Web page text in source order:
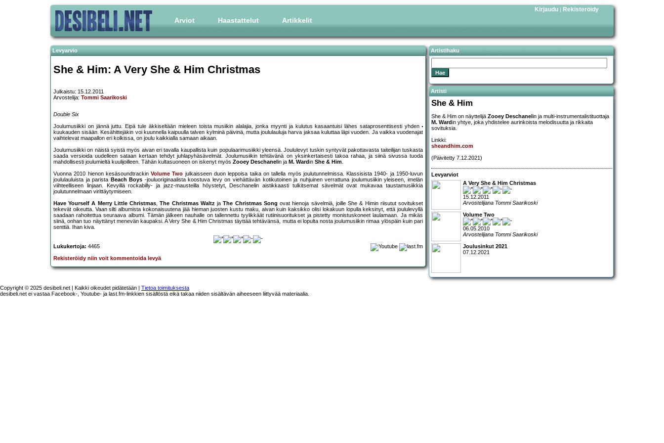
Arviot Haastattelut Artikkelit
Kirjaudu | Rekisteröidy
Levyarvio
She & Him: A Very She & Him Christmas
Julkaistu: 15.12.2011
Arvostelija: Tommi Saarikoski
Double Six
Joulumusiikki on jännä juttu. Eipä tule äkkiseltään mieleen toista musiikin alalajia, jonka myynti ja kulutus kasaantuisi lähes sataprosenttisesti yhden
kuukauden sisään. Kesähittejäkin voi kuunnella kaipuulla talven kylminä päivinä, mutta joululauluja harva jaksaa kuluttaa läpi vuoden. Ja vaikka vuodenajat
vaihtelevat maapallon eri kolkissa, on joulu kaikkialla samaan aikaan.
Joulumusiikki on näistä syistä myös aivan eri tavalla kaupallista kuin populaarimusiikki yleensä. Joululevyt tuskin syntyvät pakottavasta taiteilijan tuskasta
saada versioida uudelleen sataan kertaan tehdyt juhlapyhäsävelmät. Joulumusiikin tehtävänä on yksinkertaisesti takoa rahaa, ja siinä sivussa tuoda
mahdollisesti joulumieltä kuulijoilleen. Tähän kultasuoneen on iskenyt myös Zooey Deschanel in ja M. Wardin She & Him.
Vuonna 2010 hienon kesäsoundtrackinVolume Two julkaisseen duon leppoisa taika on tallella myös joulutunnelmissa. Klassisista 1940- ja 1950-luvun
joululauluista ja parista Beach Boys -jouluoriginaalista koostuva levy on viehättävän kotikutoinen ja nuhjuinen verrattuna joulumusiikin yleiseen, imelän
viihteelliseen linjaan. Kevyillä rockabilly- ja jazz-mausteilla höystetyt, Deschanelin aistikkaasti tulkitsemat sävelmät ovat mukavaa taustamusiikkia
joulutunnelmaan virittäytymiseen.
Have Yourself A Merry Little Christmas,The Christmas WaltzjaThe Christmas Song ovat hienoja sävelmiä, joille She & Himin riisutut sovitukset
tekevät oikeutta. Vaan silti albumista kokonaisuutena jää hieman juosten kustu maku, aivan kuin kaksikko olisi lokakuun lopulla keksinyt, että joululevyllä
saadaan rahoitettua seuraava albumi. Tämän jälkeen nauhalle on tallennettu tyylikkäät rutiinisuoritukset ja pistetty monistuskoneet laulamaan. Ja mikäs
siinä, onhan tuo näyttänyt menevän kaupaksi. A Very She & Him Christmas täyttää tehtävänsä, mutta ei lopulta nosta joulumusiikin rimaa ylöspäin kuin pari
senttiä. Ihan kiva.
Lukukertoja: 4465
Rekisteröidy niin voit kommentoida levyä
Artistihaku
Artisti
She & Him
She & Him on näyttelijä Zooey Deschanel in ja multi-instrumentalistituottaja
M. Wardin yhtye, joka yhdistelee aurinkoista melodisuutta ja rikkaita
sovituksia.
Linkki:
sheandhim.com
(Päivitetty 7.12.2021)
Levyarviot
A Very She & Him Christmas
15.12.2011
Arvostelijana Tommi Saarikoski
Volume Two
06.05.2010
Arvostelijana Tommi Saarikoski
Joulusinkut 2021
07.12.2021
Copyright © 2025 desibeli.net | Kaikki oikeudet pidätetään | Tietoa toimituksesta
desibeli.net ei vastaa Facebook-, Youtube- ja last.fm-linkkien sisällöstä eikä takaa niiden sisältävän aiheeseen liittyvää materiaalia.